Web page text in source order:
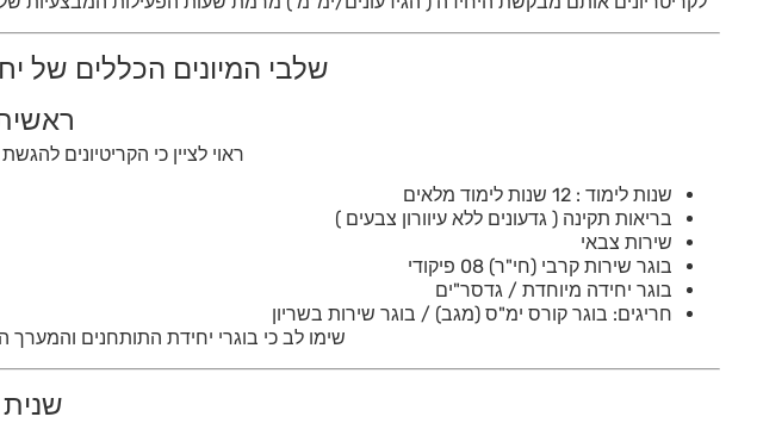
שלבי המיונים הכללים של
ראוי לציין כי הקריטיונים
שנות לימוד : 12 שנות לימוד מלאים
בריאות תקינה ( גדעונים ללא עיוורון צבעים )
שירות צבאי
בוגר שירות קרבי (חי"ר) 08 פיקודי
בוגר יחידה מיוחדת / גדסר"ים
חריגים: בוגר קורס ימ"ס (מגב) / בוגר שירות בשריון
שימו לב כי בוגרי יחידת התותחנים והמערך
שנית